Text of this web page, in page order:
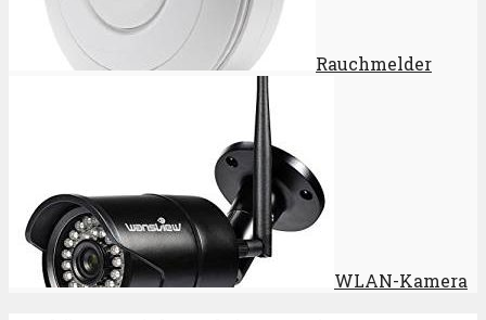
Rauchmelder
WLAN-Kamera